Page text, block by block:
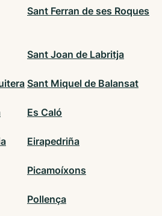
Sant Ferran de ses Roques
Sant Joan de Labritja
Sant Miquel de Balansat
Es Caló
Eirapedriña
Picamoíxons
Pollença